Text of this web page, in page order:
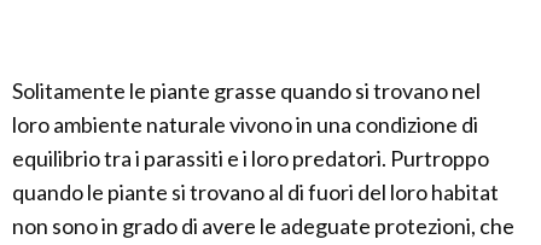
Solitamente le piante grasse quando si trovano nel
loro ambiente naturale vivono in una condizione di
equilibrio tra i parassiti e i loro predatori. Purtroppo
quando le piante si trovano al di fuori del loro habitat
non sono in grado di avere le adeguate protezioni, che